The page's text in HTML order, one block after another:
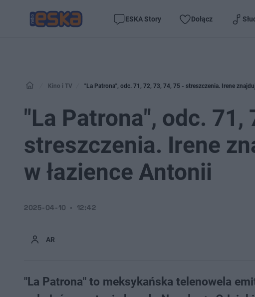
ESKA Story Dołącz
Kino i TV "La Patrona", odc. 71, 72, 73, 74, 75 - streszczenia. Irene
"La Patrona", odc. 71,
streszczenia. Irene
w łazience Antonii
AR
2025-04-10 12:42
"La Patrona" to meksykańska telenowela